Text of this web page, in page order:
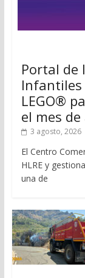
Portal de
Infantiles
LEGO®
el mes
3 agosto, 2026
El Centro
HLRE y
una de